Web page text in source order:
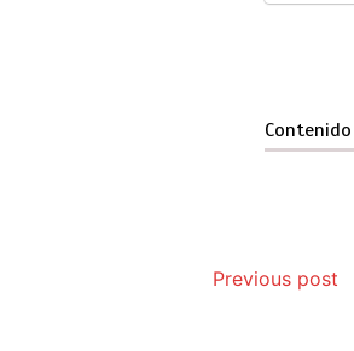
Contenido
Previous post